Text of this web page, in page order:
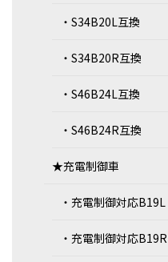
・S34B20L互換
・S34B20R互換
・S46B24L互換
・S46B24R互換
★充電制御車
・充電制御対応B19L
・充電制御対応B19R